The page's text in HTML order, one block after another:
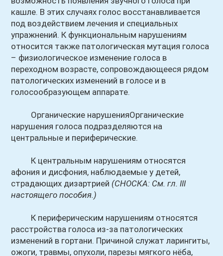
кашле. В этих случаях голос восстанавливается
под воздействием лечения и специальных
упражнений. К функциональным нарушениям
относится также патологическая мутация голоса
– физиологическое изменение голоса в
переходном возрасте, сопровождающееся рядом
патологических изменений в голосе и в
голосообразующем аппарате.
Органические нарушенияОрганические
нарушения голоса подразделяются на
центральные и периферические.
К центральным нарушениям относятся
афония и дисфония, наблюдаемые у детей,
страдающих дизартрией (СНОСКА: См. гл. III
настоящего пособия.)
К периферическим нарушениям относятся
расстройства голоса из-за патологических
изменений в гортани. Причиной служат ларингиты,
ожоги, травмы, опухоли, парезы мягкого нёба,